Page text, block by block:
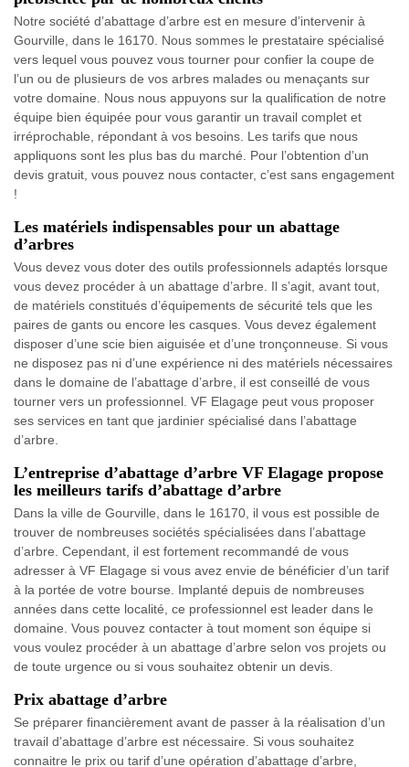
Notre société d’abattage d’arbre est en mesure d’intervenir à
Gourville, dans le 16170. Nous sommes le prestataire spécialisé
vers lequel vous pouvez vous tourner pour confier la coupe de
l’un ou de plusieurs de vos arbres malades ou menaçants sur
votre domaine. Nous nous appuyons sur la qualification de notre
équipe bien équipée pour vous garantir un travail complet et
irréprochable, répondant à vos besoins. Les tarifs que nous
appliquons sont les plus bas du marché. Pour l’obtention d’un
devis gratuit, vous pouvez nous contacter, c’est sans engagement
!
Les matériels indispensables pour un abattage
d’arbres
Vous devez vous doter des outils professionnels adaptés lorsque
vous devez procéder à un abattage d’arbre. Il s’agit, avant tout,
de matériels constitués d’équipements de sécurité tels que les
paires de gants ou encore les casques. Vous devez également
disposer d’une scie bien aiguisée et d’une tronçonneuse. Si vous
ne disposez pas ni d’une expérience ni des matériels nécessaires
dans le domaine de l’abattage d’arbre, il est conseillé de vous
tourner vers un professionnel. VF Elagage peut vous proposer
ses services en tant que jardinier spécialisé dans l’abattage
d’arbre.
L’entreprise d’abattage d’arbre VF Elagage propose
les meilleurs tarifs d’abattage d’arbre
Dans la ville de Gourville, dans le 16170, il vous est possible de
trouver de nombreuses sociétés spécialisées dans l’abattage
d’arbre. Cependant, il est fortement recommandé de vous
adresser à VF Elagage si vous avez envie de bénéficier d’un tarif
à la portée de votre bourse. Implanté depuis de nombreuses
années dans cette localité, ce professionnel est leader dans le
domaine. Vous pouvez contacter à tout moment son équipe si
vous voulez procéder à un abattage d’arbre selon vos projets ou
de toute urgence ou si vous souhaitez obtenir un devis.
Prix abattage d’arbre
Se préparer financièrement avant de passer à la réalisation d’un
travail d’abattage d’arbre est nécessaire. Si vous souhaitez
connaitre le prix ou tarif d’une opération d’abattage d’arbre,